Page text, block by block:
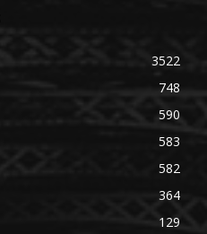
3522
748
590
583
582
364
129